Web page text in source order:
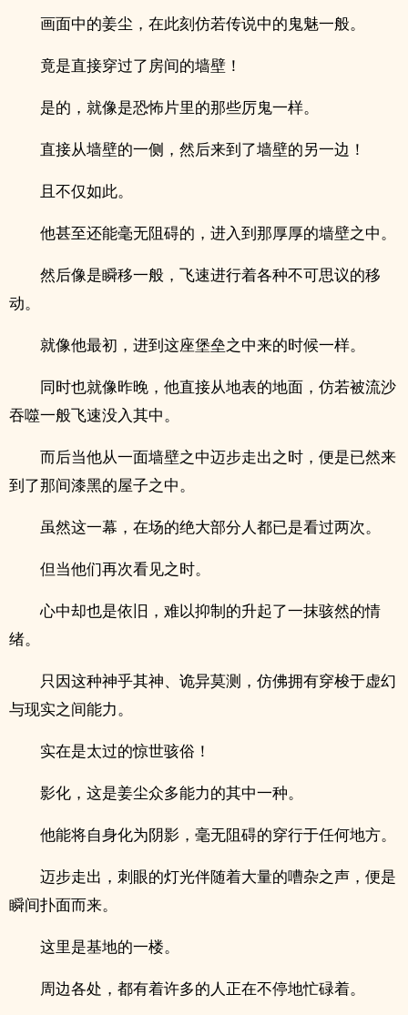
画面中的姜尘，在此刻仿若传说中的鬼魅一般。
竟是直接穿过了房间的墙壁！
是的，就像是恐怖片里的那些厉鬼一样。
直接从墙壁的一侧，然后来到了墙壁的另一边！
且不仅如此。
他甚至还能毫无阻碍的，进入到那厚厚的墙壁之中。
然后像是瞬移一般，飞速进行着各种不可思议的移
动。
就像他最初，进到这座堡垒之中来的时候一样。
同时也就像昨晚，他直接从地表的地面，仿若被流沙
吞噬一般飞速没入其中。
而后当他从一面墙壁之中迈步走出之时，便是已然来
到了那间漆黑的屋子之中。
虽然这一幕，在场的绝大部分人都已是看过两次。
但当他们再次看见之时。
心中却也是依旧，难以抑制的升起了一抹骇然的情
绪。
只因这种神乎其神、诡异莫测，仿佛拥有穿梭于虚幻
与现实之间能力。
实在是太过的惊世骇俗！
影化，这是姜尘众多能力的其中一种。
他能将自身化为阴影，毫无阻碍的穿行于任何地方。
迈步走出，刺眼的灯光伴随着大量的嘈杂之声，便是
瞬间扑面而来。
这里是基地的一楼。
周边各处，都有着许多的人正在不停地忙碌着。